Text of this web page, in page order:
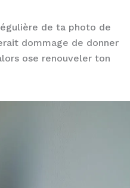
de ta photo de
dommage de donner
ose renouveler ton